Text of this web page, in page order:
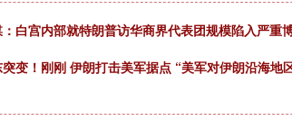
白宫内部就特朗普访华商界代表团规模陷入严重
变！刚刚 伊朗打击美军据点 “美军对伊朗沿海